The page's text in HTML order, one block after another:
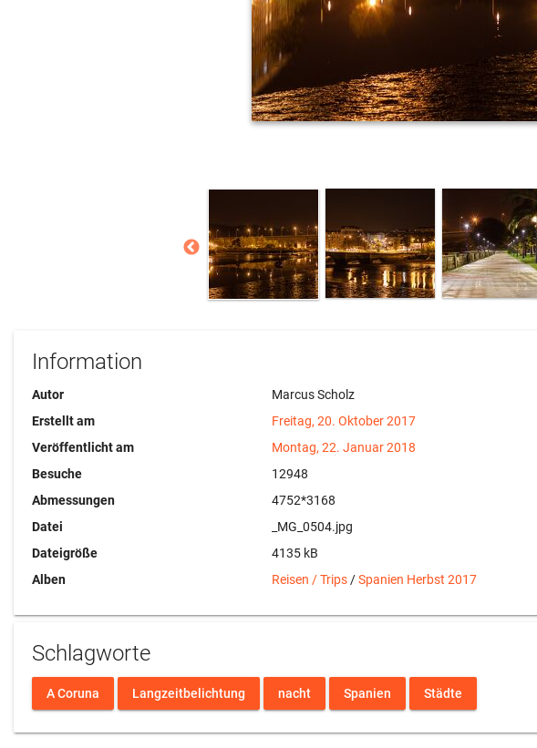
Information
Autor
Marcus Scholz
Erstellt am
Freitag, 20. Oktober 2017
Veröffentlicht am
Montag, 22. Januar 2018
Besuche
12948
Abmessungen
4752*3168
Datei
_MG_0504.jpg
Dateigröße
4135 kB
Alben
Reisen / Trips /Spanien Herbst 2017
Schlagworte
A Coruna Langzeitbelichtung nacht Spanien Städte